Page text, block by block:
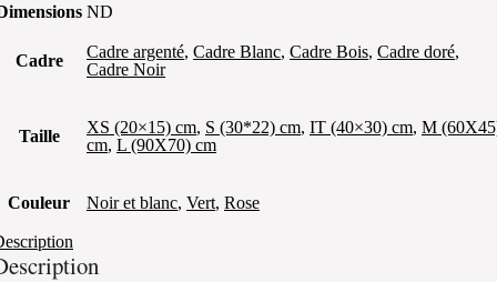
ND
Cadre Cadre argenté, Cadre Blanc, Cadre Bois, Cadre doré,
Cadre Noir
Taille XS (20×15) cm, S (30*22) cm, IT (40×30) cm, M
cm, L (90X70) cm
Couleur Noir et blanc, Vert, Rose